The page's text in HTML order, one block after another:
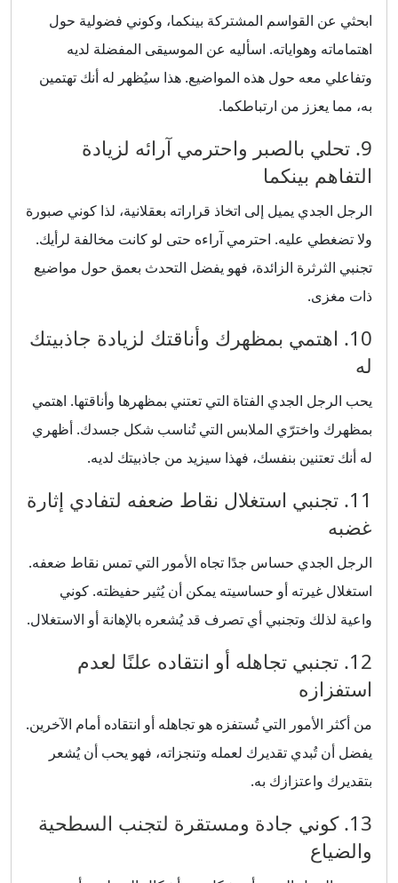
ابحثي عن القواسم المشتركة بينكما، وكوني فضولية حول
اهتماماته وهواياته. اسأليه عن الموسيقى المفضلة لديه
وتفاعلي معه حول هذه المواضيع. هذا سيُظهر له أنك تهتمين
به، مما يعزز من ارتباطكما.
9. تحلي بالصبر واحترمي آرائه لزيادة
التفاهم بينكما
الرجل الجدي يميل إلى اتخاذ قراراته بعقلانية، لذا كوني صبورة
ولا تضغطي عليه. احترمي آراءه حتى لو كانت مخالفة لرأيك.
تجنبي الثرثرة الزائدة، فهو يفضل التحدث بعمق حول مواضيع
ذات مغزى.
10. اهتمي بمظهرك وأناقتك لزيادة جاذبيتك
له
يحب الرجل الجدي الفتاة التي تعتني بمظهرها وأناقتها. اهتمي
بمظهرك واخترّي الملابس التي تُناسب شكل جسدك. أظهري
له أنك تعتنين بنفسك، فهذا سيزيد من جاذبيتك لديه.
11. تجنبي استغلال نقاط ضعفه لتفادي إثارة
غضبه
الرجل الجدي حساس جدًا تجاه الأمور التي تمس نقاط ضعفه.
استغلال غيرته أو حساسيته يمكن أن يُثير حفيظته. كوني
واعية لذلك وتجنبي أي تصرف قد يُشعره بالإهانة أو الاستغلال.
12. تجنبي تجاهله أو انتقاده علنًا لعدم
استفزازه
من أكثر الأمور التي تُستفزه هو تجاهله أو انتقاده أمام الآخرين.
يفضل أن تُبدي تقديرك لعمله وتنجزاته، فهو يحب أن يُشعر
بتقديرك واعتزازك به.
13. كوني جادة ومستقرة لتجنب السطحية
والضياع